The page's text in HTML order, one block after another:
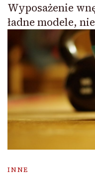
Wyposażenie
ładne modele,
INNE